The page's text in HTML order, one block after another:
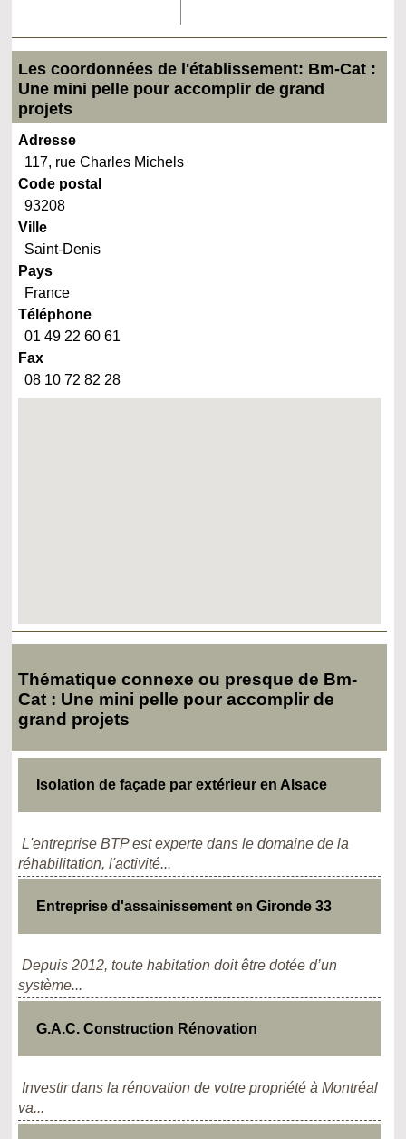
Les coordonnées de l'établissement: Bm-Cat :
Une mini pelle pour accomplir de grand
projets
Adresse
117, rue Charles Michels
Code postal
93208
Ville
Saint-Denis
Pays
France
Téléphone
01 49 22 60 61
Fax
08 10 72 82 28
Thématique connexe ou presque de Bm-
Cat : Une mini pelle pour accomplir de
grand projets
Isolation de façade par extérieur en Alsace
L'entreprise BTP est experte dans le domaine de la
réhabilitation, l'activité...
Entreprise d'assainissement en Gironde 33
Depuis 2012, toute habitation doit être dotée d’un
système...
G.A.C. Construction Rénovation
Investir dans la rénovation de votre propriété à Montréal
va...